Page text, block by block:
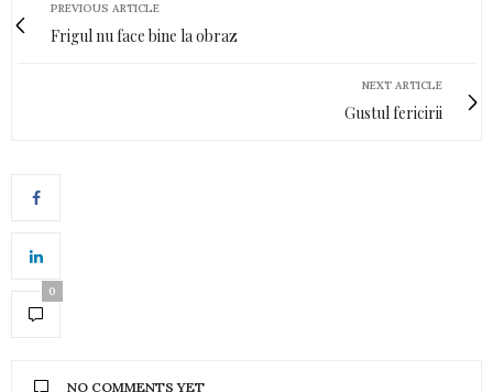
PREVIOUS ARTICLE
Frigul nu face bine la obraz
NEXT ARTICLE
Gustul fericirii
0
NO COMMENTS YET